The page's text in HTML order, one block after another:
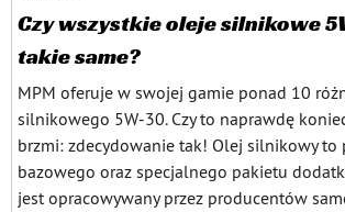
Czy wszystkie oleje silnikowe
takie same?
MPM oferuje w swojej gamie ponad 10
silnikowego 5W-30. Czy to naprawdę
brzmi: zdecydowanie tak! Olej silnikowy to
bazowego oraz specjalnego pakietu
jest opracowywany przez producentów